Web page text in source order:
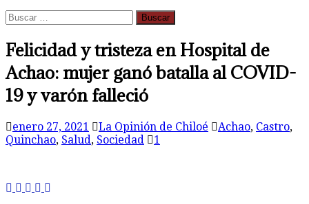
Buscar:
Felicidad y tristeza en Hospital de
Achao: mujer ganó batalla al COVID-
19 y varón falleció
enero 27, 2021 La Opinión de Chiloé Achao, Castro,
Quinchao, Salud, Sociedad 1